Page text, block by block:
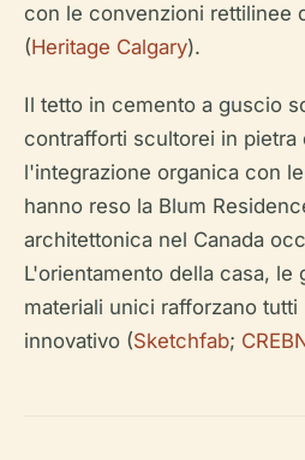
con le convenzioni rettilinee
(Heritage Calgary).
Il tetto in cemento a guscio
contrafforti scultorei in pietra
l'integrazione organica con
hanno reso la Blum
architettonica nel Canada
L'orientamento della casa, le
materiali unici rafforzano
innovativo (Sketchfab;